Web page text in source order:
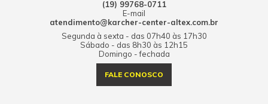
(19) 99768-0711
E-mail
atendimento@karcher-center-altex.com.br
Segunda à sexta - das 07h40 às 17h30
Sábado - das 8h30 às 12h15
Domingo - fechada
FALE CONOSCO